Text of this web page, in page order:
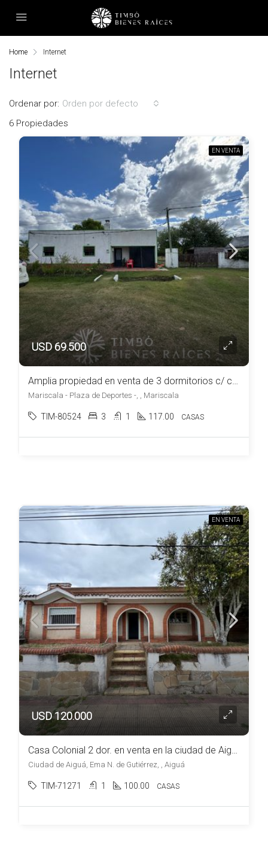
Home Internet
Internet
6 Propiedades
Ordenar por: Orden por defecto
EN VENTA
USD 69.500
Amplia propiedad en venta de 3 dormitorios c/ cochera en Mariscala
Mariscala - Plaza de Deportes -, , Mariscala
TIM-80524 3 1 117.00 CASAS
EN VENTA
USD 120.000
Casa Colonial 2 dor. en venta en la ciudad de Aiguá
Ciudad de Aiguá, Ema N. de Gutiérrez, , Aiguá
TIM-71271 1 100.00 CASAS